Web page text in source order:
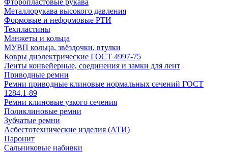
Фторопластовые рукава
Металлорукава высокого давления
Формовые и неформовые РТИ
Техпластины
Манжеты и кольца
МУВП кольца, звёздочки, втулки
Ковры диэлектрические ГОСТ 4997-75
Ленты конвейерные, соединения и замки для лент
Приводные ремни
Ремни приводные клиновые нормальных сечений ГОСТ
1284.1-89
Ремни клиновые узкого сечения
Поликлиновые ремни
Зубчатые ремни
Асбестотехнические изделия (АТИ)
Паронит
Сальниковые набивки